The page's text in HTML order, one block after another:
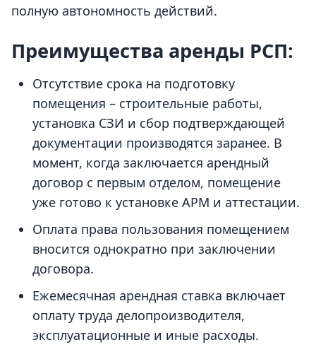
полную автономность действий.
Преимущества аренды РСП:
Отсутствие срока на подготовку
помещения – строительные работы,
установка СЗИ и сбор подтверждающей
документации производятся заранее. В
момент, когда заключается арендный
договор с первым отделом, помещение
уже готово к установке АРМ и аттестации.
Оплата права пользования помещением
вносится однократно при заключении
договора.
Ежемесячная арендная ставка включает
оплату труда делопроизводителя,
эксплуатационные и иные расходы.